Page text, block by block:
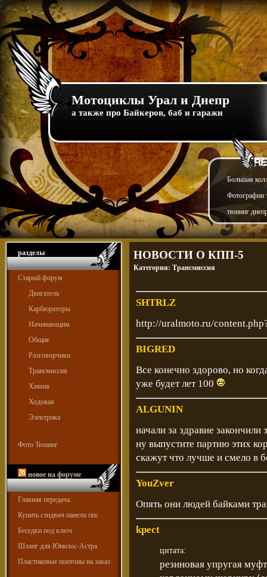
Мотоциклы Урал и Днепр
а также про Байкеров, баб и гаражи
Большая
Фотографии
тюнинг
разделы
Старый форум
Двигатель
Карбюраторы
Начинающим
Общие
Разговорчики
Трансмиссия
Химия
Ходовая
Электрика
Фото Тюнинг
новое на форуме
Главная передача.
Купить сэндвич панели ппс
Беседки под ключ
Шланг для Юнилос-Астра
Пластиковые понтоны на заказ
НОВОСТИ О КПП-5
Категория: Трансмиссия
SHTRLZ
http://uralmoto.ru/
BIGRED
Все конечно здорово, но
уже будет лет 100
ALGUNIN
начали за здравие
ну выпустите партию этих
скажут что лучше и смело в
YouZver
Опять они людей байками
kpect
цитата:
резиновая упругая